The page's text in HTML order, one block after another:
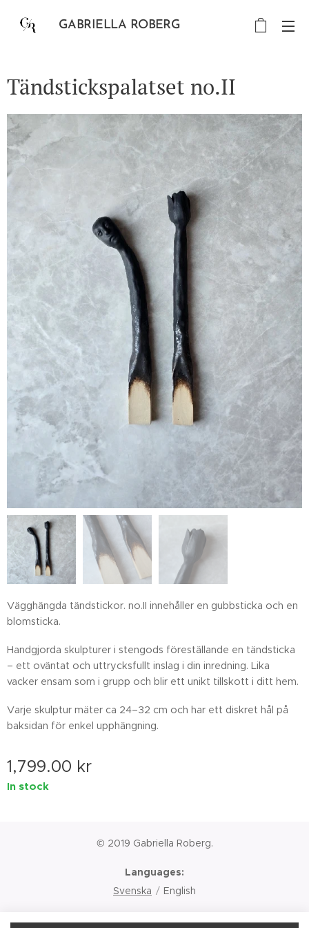
GABRIELLA ROBERG
Tändstickspalatset no.II
Vägghängda tändstickor. no.II innehåller en gubbsticka och en
blomsticka.
Handgjorda skulpturer i stengods föreställande en tändsticka
– ett oväntat och uttrycksfullt inslag i din inredning. Lika
vacker ensam som i grupp och blir ett unikt tillskott i ditt hem.
Varje skulptur mäter ca 24–32 cm och har ett diskret hål på
baksidan för enkel upphängning.
1,799.00 kr
In stock
© 2019 Gabriella Roberg.
Languages
Svenska
English